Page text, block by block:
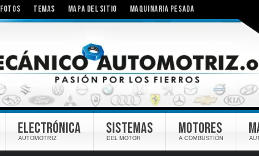
FOTOS TEMAS MAPA DEL SITIO MAQUINARIA PESADA
ELECTRÓNICA
AUTOMOTRIZ
SISTEMAS
DEL MOTOR
MOTORES
A COMBUSTIÓN